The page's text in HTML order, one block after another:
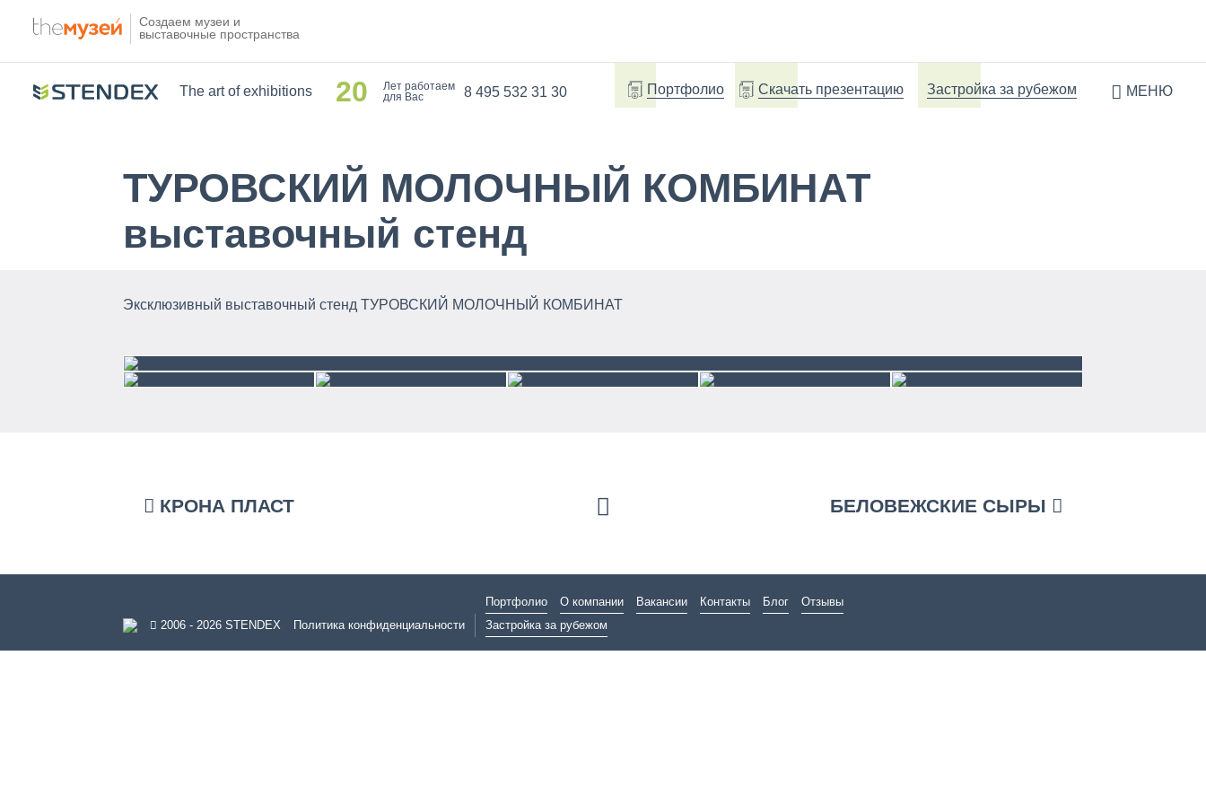
Создаем музеи и
выставочные пространства
The art of exhibitions 20
Лет работаем
для Вас
8 495 532 31 30 Портфолио Скачать презентацию Застройка за рубежом МЕНЮ
ТУРОВСКИЙ МОЛОЧНЫЙ КОМБИНАТ
выставочный стенд
Эксклюзивный выставочный стенд ТУРОВСКИЙ МОЛОЧНЫЙ КОМБИНАТ
КРОНА ПЛАСТ БЕЛОВЕЖСКИЕ СЫРЫ
2006 - 2026 STENDEX Политика конфиденциальности
Портфолио О компании Вакансии Контакты Блог
Отзывы
Застройка за рубежом